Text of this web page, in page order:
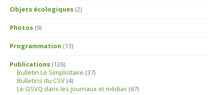
Objets écologiques (2)
Photos (9)
Programmation (13)
Publications (126)
Bulletin Le Simplicitaire (37)
Bulletins du CSV (4)
Le GSVQ dans les journaux et médias (67)